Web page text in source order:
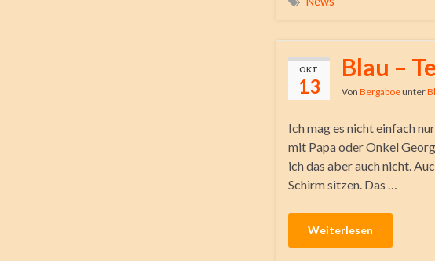
OKT.
13
Blau –
Von Bergaboeunter
Ich mag es nicht einfach
mit Papa oder Onkel
ich das aber auch nicht.
Schirm sitzen. Das …
Weiterlesen